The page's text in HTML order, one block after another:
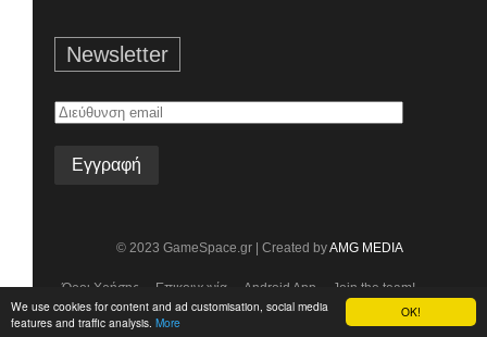
OK!
We use cookies for content and ad customisation, social media
features and traffic analysis. More
Newsletter
Διεύθυνση
© 2023 GameSpace.gr | Created byAMG MEDIA
Όροι Χρήσης Επικοινωνία Android App Join the team!